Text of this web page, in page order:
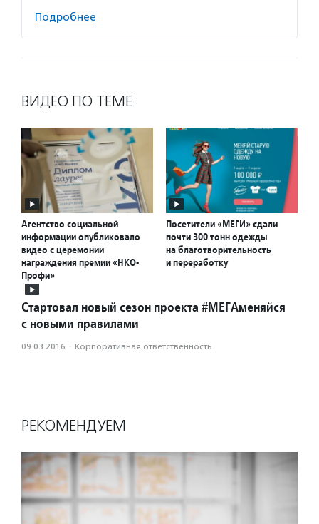
Подробнее
ВИДЕО ПО ТЕМЕ
Агентство социальной
информации опубликовало
видео с церемонии
награждения премии «НКО-
Профи»
Посетители «МЕГИ» сдали
почти 300 тонн одежды
на благотворительность
и переработку
Стартовал новый сезон проекта #МЕГАменяйся
с новыми правилами
09.03.2016 · Корпоративная ответственность
РЕКОМЕНДУЕМ